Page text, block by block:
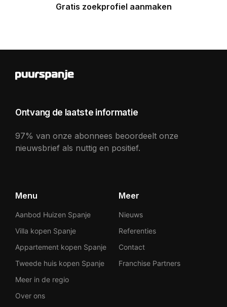
Gratis zoekprofiel aanmaken
Ontvang de laatste informatie
97% van onze abonnees beoordeelt onze
nieuwsbrief als nuttig en positief.
Menu
Aanbod Huizen Spanje
Villa kopen Spanje
Appartement kopen Spanje
Tweede huis kopen Spanje
Meer in de regio
Over ons
Meer
Nieuws
Referenties
Contact
Franchise Partners